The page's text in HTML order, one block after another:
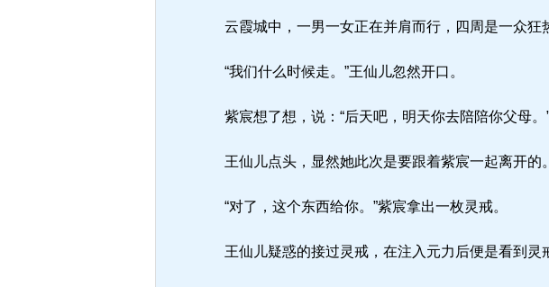
云霞城中，一男一女正在并肩而行，四周是一众狂
“我们什么时候走。”王仙儿忽然开口。
紫宸想了想，说：“后天吧，明天你去陪陪你父母。
王仙儿点头，显然她此次是要跟着紫宸一起离开的。
“对了，这个东西给你。”紫宸拿出一枚灵戒。
王仙儿疑惑的接过灵戒，在注入元力后便是看到灵